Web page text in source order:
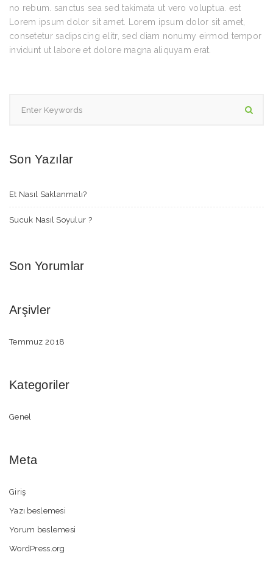
no rebum. sanctus sea sed takimata ut vero voluptua. est
Lorem ipsum dolor sit amet. Lorem ipsum dolor sit amet,
consetetur sadipscing elitr, sed diam nonumy eirmod tempor
invidunt ut labore et dolore magna aliquyam erat.
Son Yazılar
Et Nasıl Saklanmalı?
Sucuk Nasıl Soyulur ?
Son Yorumlar
Arşivler
Temmuz 2018
Kategoriler
Genel
Meta
Giriş
Yazı beslemesi
Yorum beslemesi
WordPress.org